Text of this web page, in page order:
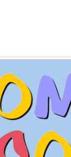
Conecteaza-te